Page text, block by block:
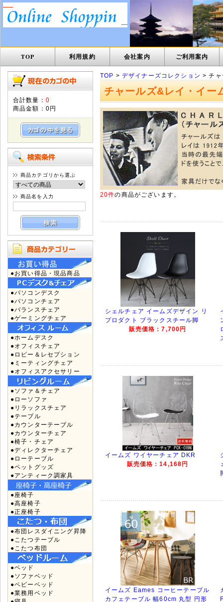
TOP 利用規約 会社案内 ご利用案内
合計数量： 0
商品金額： 0円
商品カテゴリから選ぶ
商品名を入力
●お買い得品・現品商品
●パソコンデスク
●パソコンチェア
●バランスチェア
●ゲーミングチェア
●ホームデスク
●オフィスチェア
●ロビー＆レセプション
●ミーティングチェア
●オフィスアクセサリー
●ソファ＆チェア
●ローソファ
●リラックスチェア
●テーブル
●カウンターテーブル
●カウンターチェア
●椅子・チェア
●ディレクターチェア
●ローテーブル
●ペットグッズ
●アンティーク調家具
●座椅子
●高座椅子
●正座椅子
●布団レスダイニング昇降
●こたつテーブル
●こたつ布団
●ベッド
●ソファベッド
●ベビーベッド
●業務用ベッド
TOP > デザイナーズコレクション > チャ
チャールズ&レイ・イー
20件の商品がございます。
シェルチェア イームズデザイン リ
プロダクト ブラックスチール脚
販売価格：7,700円
イームズ ワイヤーチェア DKR
販売価格：14,168円
イームズ Eames コーヒーテーブル
カフェテーブル 幅60cm 丸型 円形